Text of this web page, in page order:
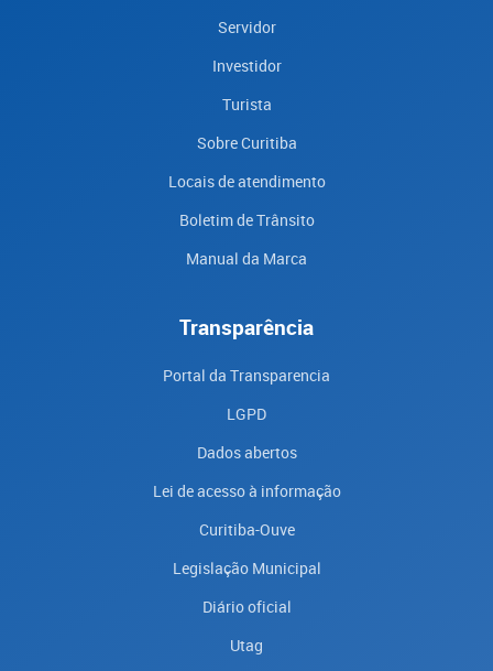
Servidor
Investidor
Turista
Sobre Curitiba
Locais de atendimento
Boletim de Trânsito
Manual da Marca
Transparência
Portal da Transparencia
LGPD
Dados abertos
Lei de acesso à informação
Curitiba-Ouve
Legislação Municipal
Diário oficial
Utag